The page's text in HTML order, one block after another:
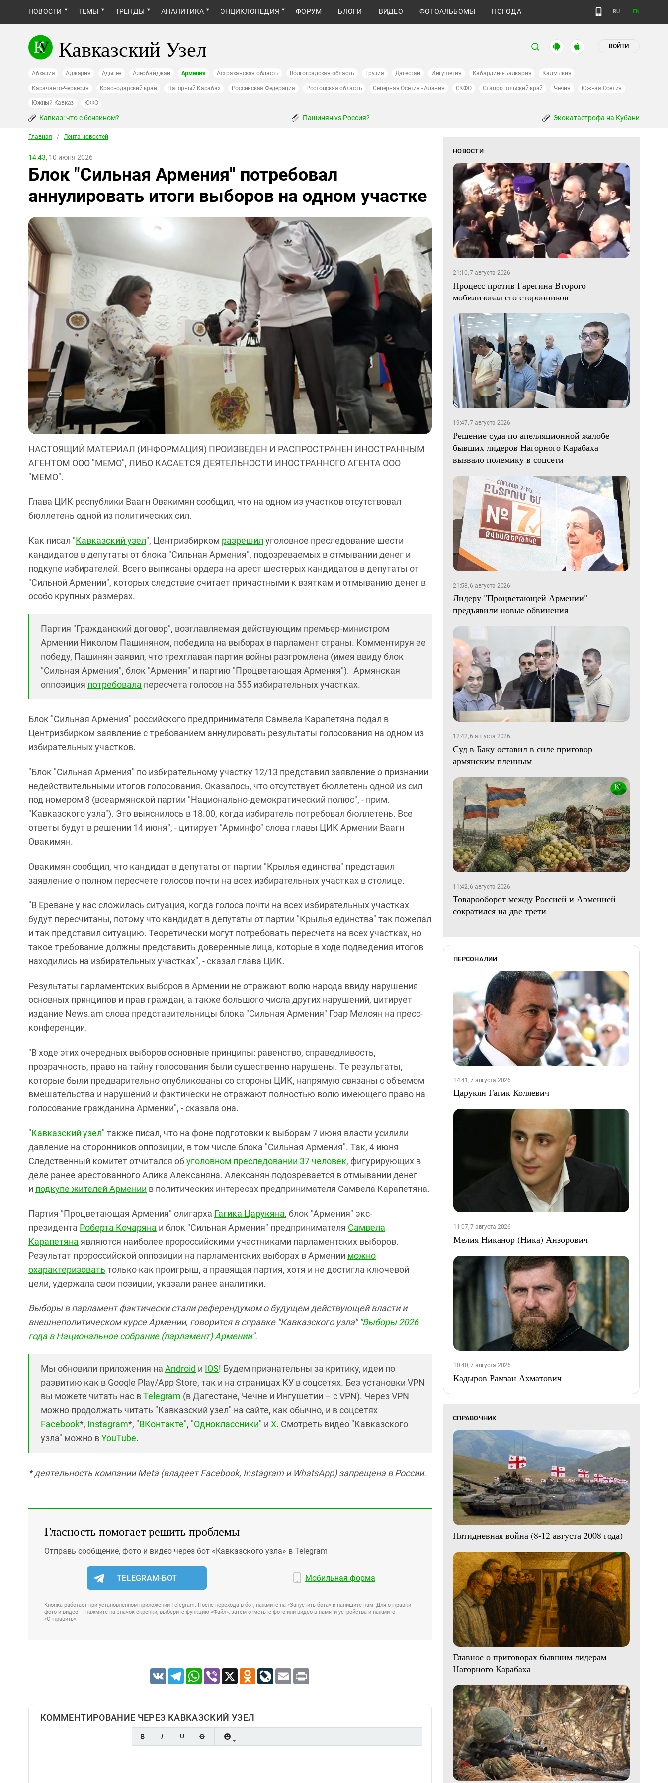
НОВОСТИ ТЕМЫ ТРЕНДЫ АНАЛИТИКА ЭНЦИКЛОПЕДИЯ ФОРУМ БЛОГИ ВИДЕО ФОТОАЛЬБОМЫ ПОГОДА RU EN
Кавказский Узел ВОЙТИ
Абхазия Аджария Адыгея Азербайджан Армения Астраханская область Волгоградская область Грузия Дагестан Ингушетия Кабардино-Балкария Калмыкия
Карачаево-Черкесия Краснодарский край Нагорный Карабах Российская Федерация Ростовская область Северная Осетия - Алания СКФО Ставропольский край Чечня Южная Осетия
Южный Кавказ ЮФО
Кавказ: что с бензином? Пашинян vs Россия? Экокатастрофа на Кубани
Главная / Лента новостей
14:43, 10 июня 2026
Блок "Сильная Армения" потребовал
аннулировать итоги выборов на одном участке
НАСТОЯЩИЙ МАТЕРИАЛ (ИНФОРМАЦИЯ) ПРОИЗВЕДЕН И РАСПРОСТРАНЕН ИНОСТРАННЫМ
АГЕНТОМ ООО "МЕМО", ЛИБО КАСАЕТСЯ ДЕЯТЕЛЬНОСТИ ИНОСТРАННОГО АГЕНТА ООО
"МЕМО".
Глава ЦИК республики Ваагн Овакимян сообщил, что на одном из участков отсутствовал
бюллетень одной из политических сил.
Как писал "Кавказский узел", Центризбирком разрешил уголовное преследование шести
кандидатов в депутаты от блока "Сильная Армения", подозреваемых в отмывании денег и
подкупе избирателей. Всего выписаны ордера на арест шестерых кандидатов в депутаты от
"Сильной Армении", которых следствие считает причастными к взяткам и отмыванию денег в
особо крупных размерах.
Партия "Гражданский договор", возглавляемая действующим премьер-министром
Армении Николом Пашиняном, победила на выборах в парламент страны. Комментируя ее
победу, Пашинян заявил, что трехглавая партия войны разгромлена (имея ввиду блок
"Сильная Армения", блок "Армения" и партию "Процветающая Армения"). Армянская
оппозиция потребовала пересчета голосов на 555 избирательных участках.
Блок "Сильная Армения" российского предпринимателя Самвела Карапетяна подал в
Центризбирком заявление с требованием аннулировать результаты голосования на одном из
избирательных участков.
"Блок "Сильная Армения" по избирательному участку 12/13 представил заявление о признании
недействительными итогов голосования. Оказалось, что отсутствует бюллетень одной из сил
под номером 8 (всеармянской партии "Национально-демократический полюс", - прим.
"Кавказского узла"). Это выяснилось в 18.00, когда избиратель потребовал бюллетень. Все
ответы будут в решении 14 июня", - цитирует "Арминфо" слова главы ЦИК Армении Ваагн
Овакимян.
Овакимян сообщил, что кандидат в депутаты от партии "Крылья единства" представил
заявление о полном пересчете голосов почти на всех избирательных участках в столице.
"В Ереване у нас сложилась ситуация, когда голоса почти на всех избирательных участках
будут пересчитаны, потому что кандидат в депутаты от партии "Крылья единства" так пожелал
и так представил ситуацию. Теоретически могут потребовать пересчета на всех участках, но
такое требование должны представить доверенные лица, которые в ходе подведения итогов
находились на избирательных участках", - сказал глава ЦИК.
Результаты парламентских выборов в Армении не отражают волю народа ввиду нарушения
основных принципов и прав граждан, а также большого числа других нарушений, цитирует
издание News.am слова представительницы блока "Сильная Армения" Гоар Мелоян на пресс-
конференции.
"В ходе этих очередных выборов основные принципы: равенство, справедливость,
прозрачность, право на тайну голосования были существенно нарушены. Те результаты,
которые были предварительно опубликованы со стороны ЦИК, напрямую связаны с объемом
вмешательства и нарушений и фактически не отражают полностью волю имеющего право на
голосование гражданина Армении", - сказала она.
"Кавказский узел" также писал, что на фоне подготовки к выборам 7 июня власти усилили
давление на сторонников оппозиции, в том числе блока "Сильная Армения". Так, 4 июня
Следственный комитет отчитался обуголовном преследовании 37 человек, фигурирующих в
деле ранее арестованного Алика Алексаняна. Алексанян подозревается в отмывании денег
и подкупе жителей Армении в политических интересах предпринимателя Самвела Карапетяна.
Партия "Процветающая Армения" олигарха Гагика Царукяна, блок "Армения" экс-
президента Роберта Кочаряна и блок "Сильная Армения" предпринимателя Самвела
Карапетяна являются наиболее пророссийскими участниками парламентских выборов.
Результат пророссийской оппозиции на парламентских выборах в Армении можно
охарактеризовать только как проигрыш, а правящая партия, хотя и не достигла ключевой
цели, удержала свои позиции, указали ранее аналитики.
Выборы в парламент фактически стали референдумом о будущем действующей власти и
внешнеполитическом курсе Армении, говорится в справке "Кавказского узла" "Выборы 2026
года в Национальное собрание (парламент) Армении".
Мы обновили приложения на Android и IOS! Будем признательны за критику, идеи по
развитию как в Google Play/App Store, так и на страницах КУ в соцсетях. Без установки VPN
вы можете читать нас вTelegram (в Дагестане, Чечне и Ингушетии – с VPN). Через VPN
можно продолжать читать "Кавказский узел" на сайте, как обычно, и в соцсетях
Facebook*, Instagram*, "ВКонтакте", "Одноклассники" и X. Смотреть видео "Кавказского
узла" можно вYouTube.
* деятельность компании Meta (владеет Facebook, Instagram и WhatsApp) запрещена в России.
Гласность помогает решить проблемы
Отправь сообщение, фото и видео через бот «Кавказского узла» в Telegram
TELEGRAM-БОТ Мобильная форма
Кнопка работает при установленном приложении Telegram. После перехода в бот, нажмите на «Запустить бота» и напишите нам. Для отправки
фото и видео — нажмите на значок скрепки, выберите функцию «Файл», затем отметьте фото или видео в памяти устройства и нажмите
«Отправить».
VK TelegramWhatsApp
Viber X Odnoklassniki
LiveJournal
Email
КОММЕНТИРОВАНИЕ ЧЕРЕЗ КАВКАЗСКИЙ УЗЕЛ
НОВОСТИ
21:10, 7 августа 2026
Процесс против Гарегина Второго
мобилизовал его сторонников
19:47, 7 августа 2026
Решение суда по апелляционной жалобе
бывших лидеров Нагорного Карабаха
вызвало полемику в соцсети
21:58, 6 августа 2026
Лидеру "Процветающей Армении"
предъявили новые обвинения
12:42, 6 августа 2026
Суд в Баку оставил в силе приговор
армянским пленным
11:42, 6 августа 2026
Товарооборот между Россией и Арменией
сократился на две трети
ПЕРСОНАЛИИ
14:41, 7 августа 2026
Царукян Гагик Коляевич
11:07, 7 августа 2026
Мелия Никанор (Ника) Анзорович
10:40, 7 августа 2026
Кадыров Рамзан Ахматович
СПРАВОЧНИК
Пятидневная война (8-12 августа 2008 года)
Главное о приговорах бывшим лидерам
Нагорного Карабаха